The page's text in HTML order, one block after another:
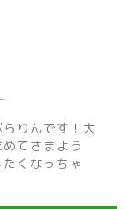
りんです！大
てさまよう
くなっちゃ